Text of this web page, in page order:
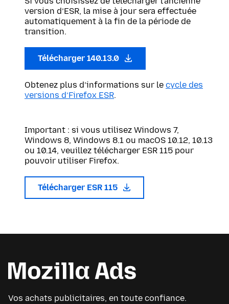
version d’ESR, la mise à jour sera effectuée
automatiquement à la fin de la période de
transition.
Télécharger 140.13.0
Obtenez plus d’informations sur le cycle des
versions d’Firefox ESR.
Important : si vous utilisez Windows 7,
Windows 8, Windows 8.1 ou macOS 10.12, 10.13
ou 10.14, veuillez télécharger ESR 115 pour
pouvoir utiliser Firefox.
Télécharger ESR 115
Vos achats publicitaires, en toute confiance.